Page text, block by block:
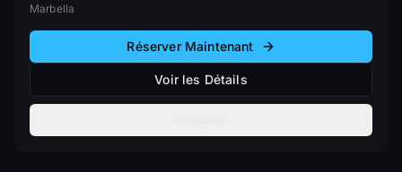
Marbella
Réserver Maintenant
Voir les Détails